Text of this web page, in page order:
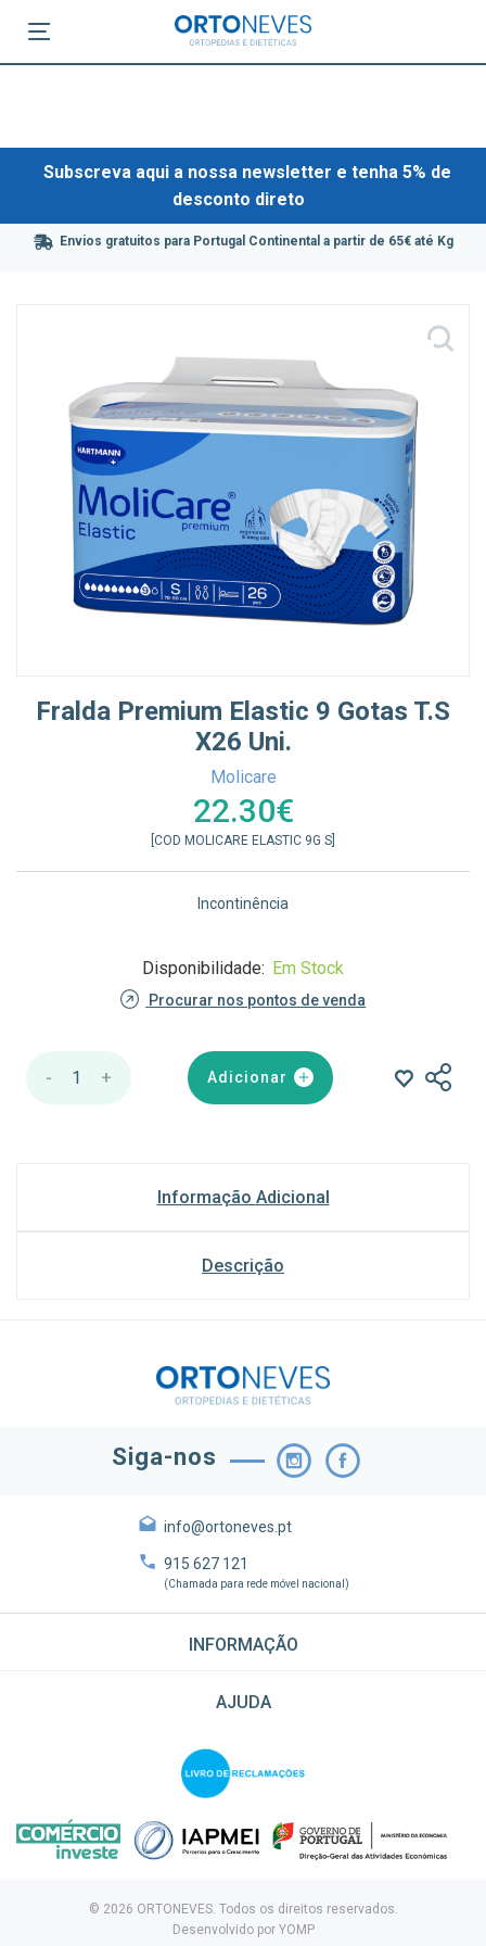
Subscreva aqui a nossa newsletter e tenha 5% de
desconto direto
Envios gratuitos para Portugal Continental a partir de 65€ até Kg
Fralda Premium Elastic 9 Gotas T.S
X26 Uni.
Molicare
22.30€
[COD MOLICARE ELASTIC 9G S]
Incontinência
Disponibilidade: Em Stock
Procurar nos pontos de venda
- 1 + Adicionar
Informação Adicional
Descrição
Siga-nos
info@ortoneves.pt
915 627 121
(Chamada para rede móvel nacional)
INFORMAÇÃO
AJUDA
© 2026 ORTONEVES. Todos os direitos reservados.
Desenvolvido por YOMP